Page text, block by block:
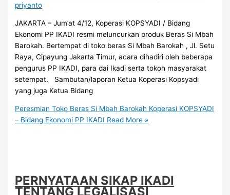
priyanto
JAKARTA – Jum’at 4/12, Koperasi KOPSYADI / Bidang
Ekonomi PP IKADI resmi meluncurkan produk Beras Si Mbah
Barokah. Bertempat di toko beras Si Mbah Barokah , Jl. Setu
Raya, Cipayung Jakarta Timur, acara dihadiri oleh beberapa
pengurus PP IKADI, para dai Ikadi serta tokoh masyarakat
setempat. Sambutan/laporan Ketua Koperasi Kopsyadi
yang juga Ketua Bidang
Peresmian Toko Beras Si Mbah Barokah Koperasi KOPSYADI
– Bidang Ekonomi PP IKADI Read More »
PERNYATAAN SIKAP IKADI
TENTANG LEGALISASI